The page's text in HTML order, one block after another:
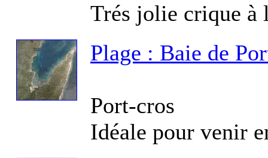
Trés jolie crique à
Plage : Baie de
Port-cros
Idéale pour venir